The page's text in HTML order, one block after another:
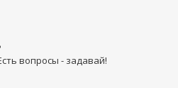
вопросы - задавай!